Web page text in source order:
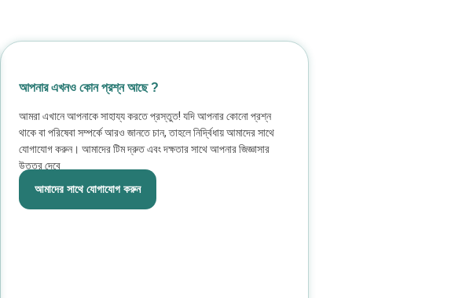
আপনার এখনও কোন প্রশ্ন আছে ?
আমরা এখানে আপনাকে সাহায্য করতে প্রস্তুত! যদি আপনার কোনো প্রশ্ন
থাকে বা পরিষেবা সম্পর্কে আরও জানতে চান, তাহলে নির্দ্বিধায় আমাদের সাথে
যোগাযোগ করুন। আমাদের টিম দ্রুত এবং দক্ষতার সাথে আপনার জিজ্ঞাসার
উত্তর দেবে
আমাদের সাথে যোগাযোগ করুন